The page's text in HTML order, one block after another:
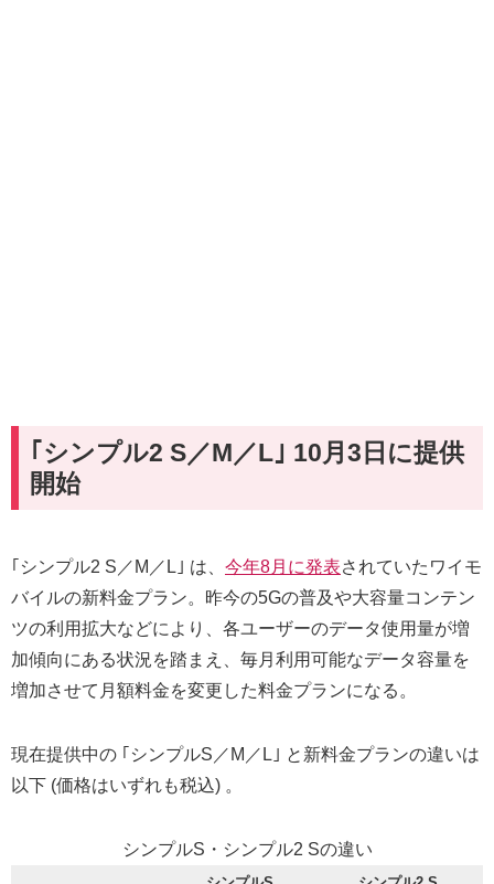
｢シンプル2 S／M／L｣ 10月3日に提供
開始
｢シンプル2 S／M／L｣ は、 今年8月に発表されていたワイモ
バイルの新料金プラン。昨今の5Gの普及や大容量コンテン
ツの利用拡大などにより、各ユーザーのデータ使用量が増
加傾向にある状況を踏まえ、毎月利用可能なデータ容量を
増加させて月額料金を変更した料金プランになる。
現在提供中の ｢シンプルS／M／L｣ と新料金プランの違いは
以下 (価格はいずれも税込) 。
シンプルS・シンプル2 Sの違い